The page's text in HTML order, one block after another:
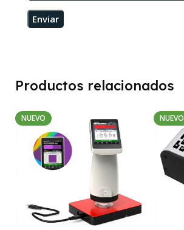
Productos relacionados
NUEVO NUEVO